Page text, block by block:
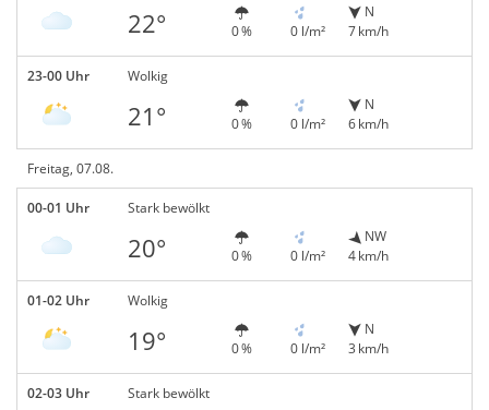
22° 0 % 0 l/m²
N
7 km/h
23-00 Uhr Wolkig
21° 0 % 0 l/m²
N
6 km/h
Freitag, 07.08.
00-01 Uhr Stark bewölkt
20° 0 % 0 l/m²
NW
4 km/h
01-02 Uhr Wolkig
19° 0 % 0 l/m²
N
3 km/h
02-03 Uhr Stark bewölkt